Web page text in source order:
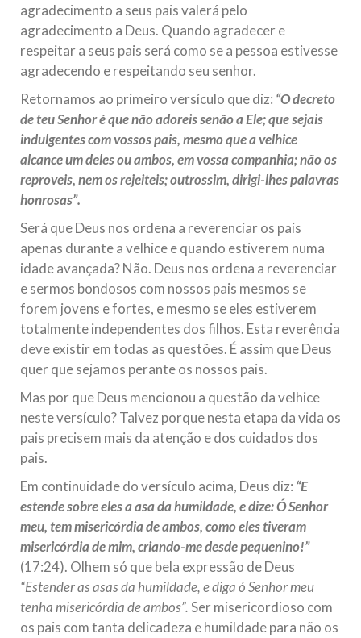
agradecimento a seus pais valerá pelo
agradecimento a Deus. Quando agradecer e
respeitar a seus pais será como se a pessoa estivesse
agradecendo e respeitando seu senhor.
Retornamos ao primeiro versículo que diz: “O decreto
de teu Senhor é que não adoreis senão a Ele; que sejais
indulgentes com vossos pais, mesmo que a velhice
alcance um deles ou ambos, em vossa companhia; não os
reproveis, nem os rejeiteis; outrossim, dirigi-lhes palavras
honrosas”.
Será que Deus nos ordena a reverenciar os pais
apenas durante a velhice e quando estiverem numa
idade avançada? Não. Deus nos ordena a reverenciar
e sermos bondosos com nossos pais mesmos se
forem jovens e fortes, e mesmo se eles estiverem
totalmente independentes dos filhos. Esta reverência
deve existir em todas as questões. É assim que Deus
quer que sejamos perante os nossos pais.
Mas por que Deus mencionou a questão da velhice
neste versículo? Talvez porque nesta etapa da vida os
pais precisem mais da atenção e dos cuidados dos
pais.
Em continuidade do versículo acima, Deus diz: “E
estende sobre eles a asa da humildade, e dize: Ó Senhor
meu, tem misericórdia de ambos, como eles tiveram
misericórdia de mim, criando-me desde pequenino!”
(17:24). Olhem só que bela expressão de Deus
“Estender as asas da humildade, e diga ó Senhor meu
tenha misericórdia de ambos”.Ser misericordioso com
os pais com tanta delicadeza e humildade para não os